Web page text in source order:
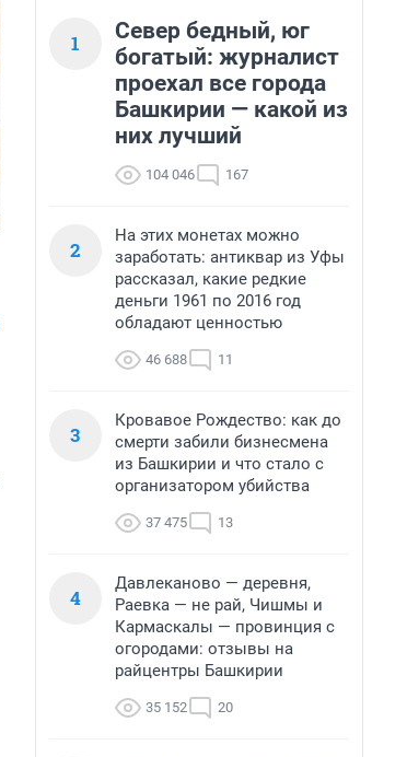
1
Север бедный, юг
богатый: журналист
проехал все города
Башкирии — какой из
них лучший
104 046 167
2
На этих монетах можно
заработать: антиквар из Уфы
рассказал, какие редкие
деньги 1961 по 2016 год
обладают ценностью
46 688 11
3
Кровавое Рождество: как до
смерти забили бизнесмена
из Башкирии и что стало с
организатором убийства
37 475 13
4
Давлеканово — деревня,
Раевка — не рай, Чишмы и
Кармаскалы — провинция с
огородами: отзывы на
райцентры Башкирии
35 152 20